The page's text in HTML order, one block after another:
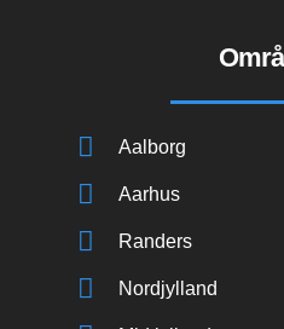
Aalborg
Aarhus
Randers
Nordjylland